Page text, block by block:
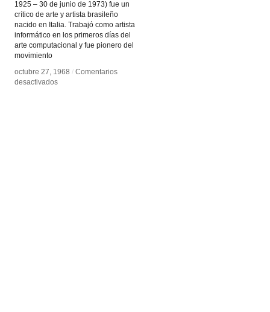
1925 – 30 de junio de 1973) fue un
crítico de arte y artista brasileño
nacido en Italia. Trabajó como artista
informático en los primeros días del
arte computacional y fue pionero del
movimiento
octubre 27, 1968 / Comentarios
desactivadosen
octubre 27, 1968 / Comentarios
desactivadosen